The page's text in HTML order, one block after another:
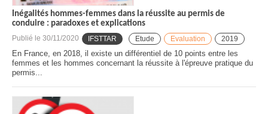
Inégalités hommes-femmes dans la réussite au permis de
conduire : paradoxes et explications
Publié le 30/11/2020 IFSTTAR Etude Evaluation 2019
En France, en 2018, il existe un différentiel de 10 points entre les
femmes et les hommes concernant la réussite à l'épreuve pratique du
permis...